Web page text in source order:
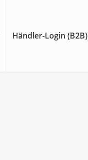
Händler-Login (B2B)